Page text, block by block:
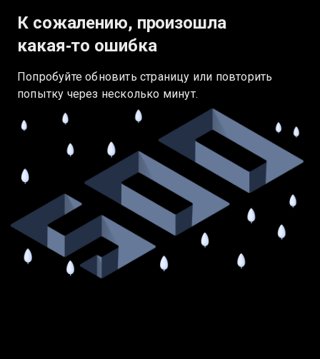
К сожалению, произошла
какая‑то ошибка
Попробуйте обновить страницу или повторить
попытку через несколько минут.